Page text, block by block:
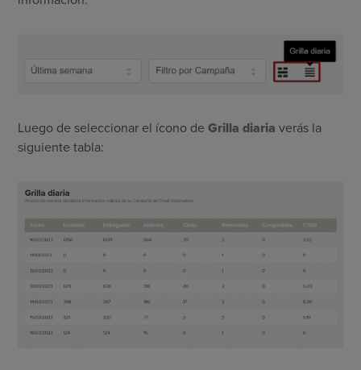
Luego de seleccionar el ícono deGrilla diaria verás la
siguiente tabla: